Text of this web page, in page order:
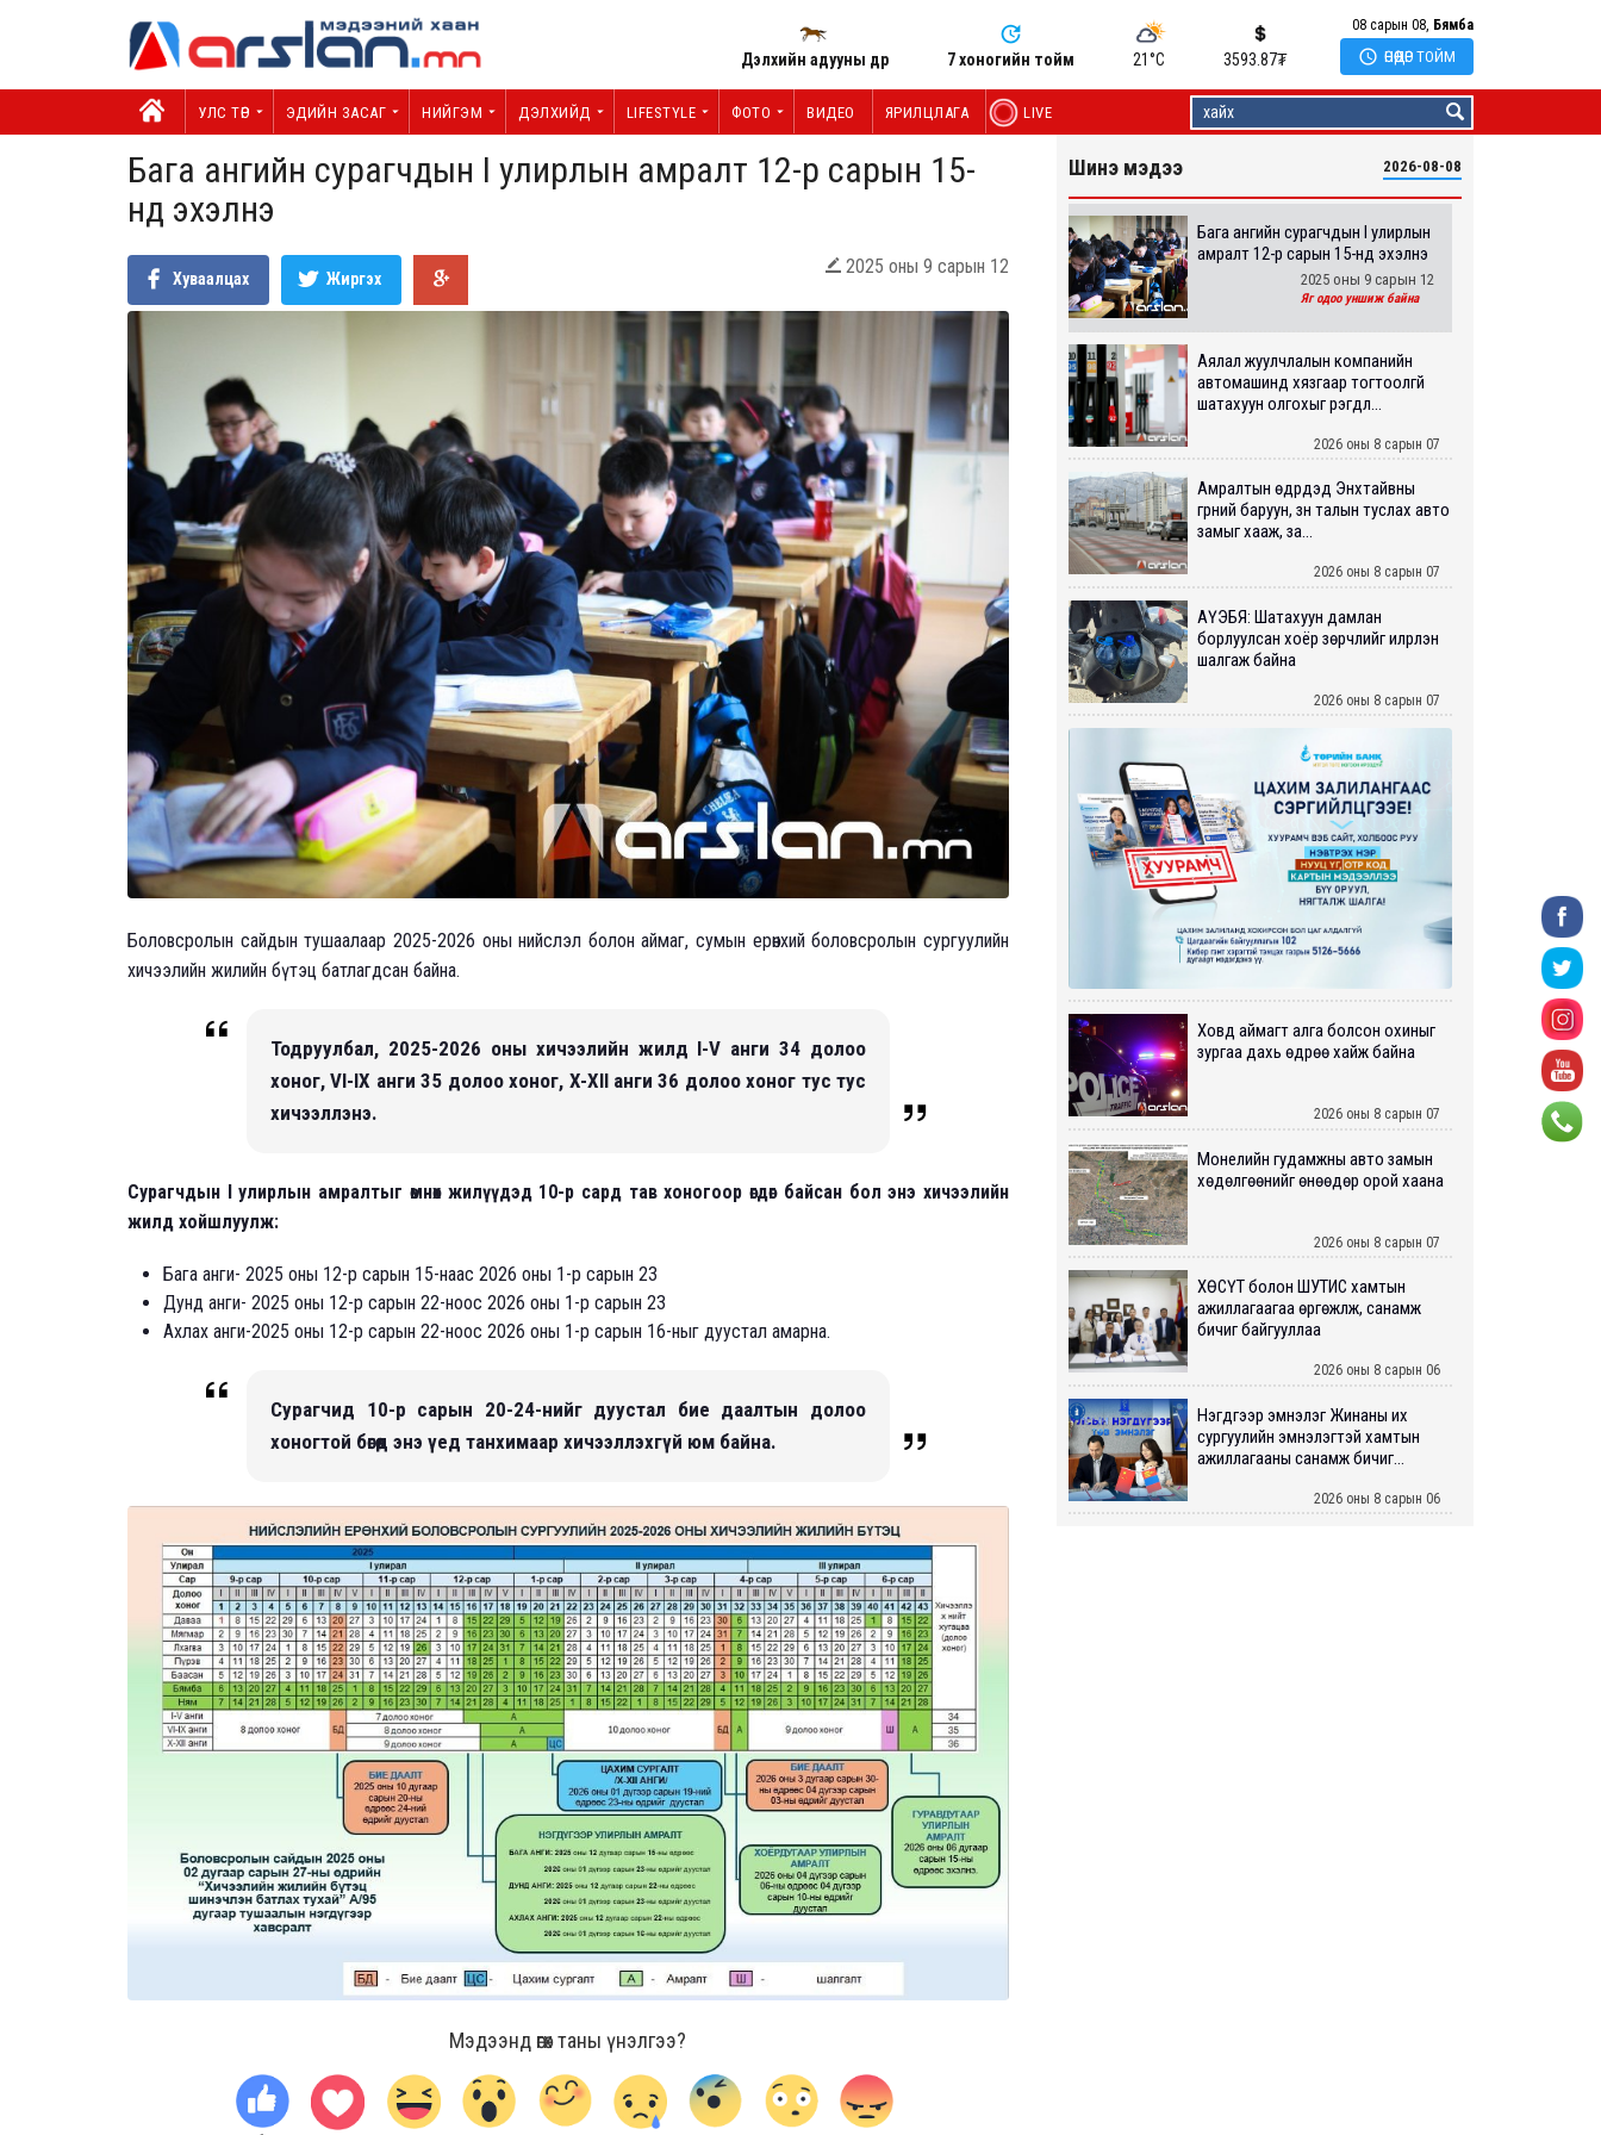
Дэлхийн адууны өдөр 7 хоногийн тойм 21°C 3593.87₮
08 сарын 08, Бямба
 ӨНӨӨДӨР ТОЙМ
УЛС ТӨР ЭДИЙН ЗАСАГ НИЙГЭМ ДЭЛХИЙД LIFESTYLE ФОТО ВИДЕО ЯРИЛЦЛАГА LIVE
Бага ангийн сурагчдын I улирлын амралт 12-р сарын 15-
нд эхэлнэ
Хуваалцах Жиргэх
 2025 оны 9 сарын 12
Боловсролын сайдын тушаалаар 2025-2026 оны нийслэл болон аймаг, сумын ерөнхий боловсролын сургуулийн
хичээлийн жилийн бүтэц батлагдсан байна.
Тодруулбал, 2025-2026 оны хичээлийн жилд I-V анги 34 долоо
хоног, VI-IX анги 35 долоо хоног, X-XII анги 36 долоо хоног тус тус
хичээллэнэ.
Сурагчдын I улирлын амралтыг өмнөх жилүүдэд 10-р сард тав хоногоор өгдөг байсан бол энэ хичээлийн
жилд хойшлуулж:
Бага анги- 2025 оны 12-р сарын 15-наас 2026 оны 1-р сарын 23
Дунд анги- 2025 оны 12-р сарын 22-ноос 2026 оны 1-р сарын 23
Ахлах анги-2025 оны 12-р сарын 22-ноос 2026 оны 1-р сарын 16-ныг дуустал амарна.
Сурагчид 10-р сарын 20-24-нийг дуустал бие даалтын долоо
хоногтой бөгөөд энэ үед танхимаар хичээллэхгүй юм байна.
Мэдээнд өгөх таны үнэлгээ?
Шинэ мэдээ 2026-08-08
Бага ангийн сурагчдын I улирлын
амралт 12-р сарын 15-нд эхэлнэ
2025 оны 9 сарын 12
Яг одоо уншиж байна
Аялал жуулчлалын компанийн
автомашинд хязгаар тогтоолгүй
шатахуун олгохыг үүрэгдл...
2026 оны 8 сарын 07
Амралтын өдрүүдэд Энхтайвны
гүүрний баруун, зүүн талын туслах авто
замыг хааж, за...
2026 оны 8 сарын 07
АҮЭБЯ: Шатахуун дамлан
борлуулсан хоёр зөрчлийг илрүүлэн
шалгаж байна
2026 оны 8 сарын 07
Ховд аймагт алга болсон охиныг
зургаа дахь өдрөө хайж байна
2026 оны 8 сарын 07
Монелийн гудамжны авто замын
хөдөлгөөнийг өнөөдөр орой хаана
2026 оны 8 сарын 07
ХӨСҮТ болон ШУТИС хамтын
ажиллагаагаа өргөжүүлж, санамж
бичиг байгууллаа
2026 оны 8 сарын 06
Нэгдүгээр эмнэлэг Жинаны их
сургуулийн эмнэлэгтэй хамтын
ажиллагааны санамж бичиг...
2026 оны 8 сарын 06